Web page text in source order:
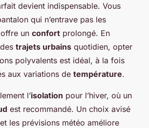
devient indispensable. Vous
qui n’entrave pas les
un confort prolongé. En
trajets urbains quotidien, opter
polyvalents est idéal, à la fois
aux variations de température.
l’isolation pour l’hiver, où un
est recommandé. Un choix avisé
et les prévisions météo améliore